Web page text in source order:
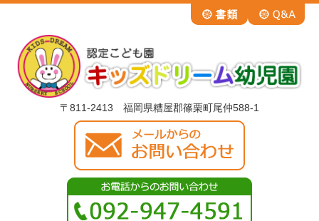
〒811-2413 福岡県糟屋郡篠栗町尾仲588-1